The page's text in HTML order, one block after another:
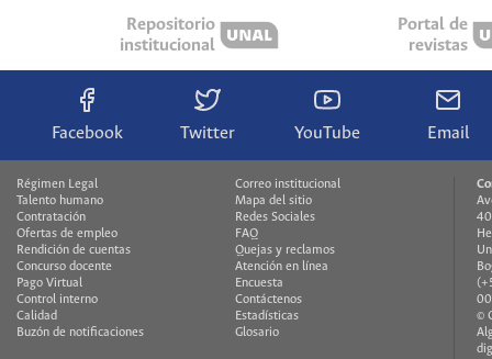
Repositorio
institucional
Portal de
revistas
Facebook Twitter YouTube Email
Régimen Legal
Talento humano
Contratación
Ofertas de empleo
Rendición de cuentas
Concurso docente
Pago Virtual
Control interno
Calidad
Buzón de notificaciones
Correo institucional
Mapa del sitio
Redes Sociales
FAQ
Quejas y reclamos
Atención en línea
Encuesta
Contáctenos
Estadísticas
Glosario
©